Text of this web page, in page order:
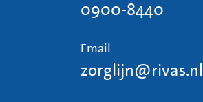
0900-8440
Email
zorglijn@rivas.nl